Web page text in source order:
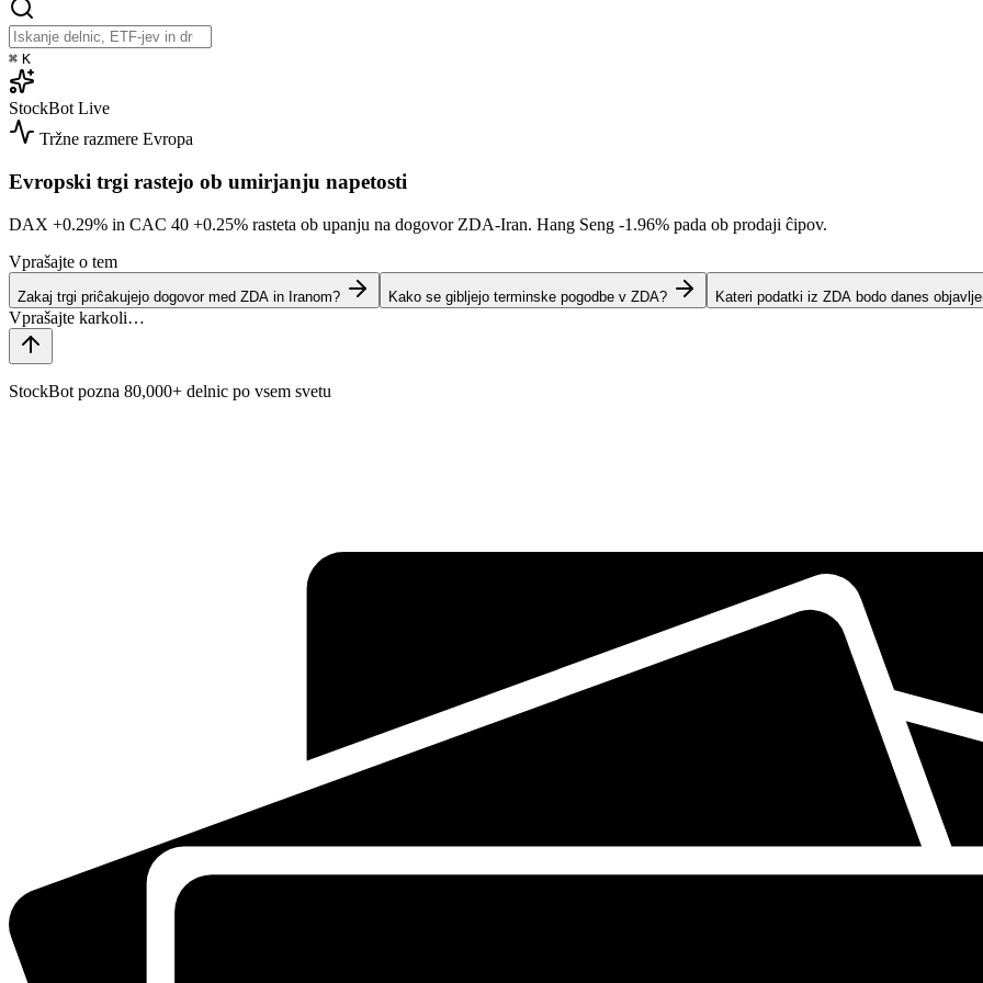
⌘ K
StockBot Live
Tržne razmere Evropa
Evropski trgi rastejo ob umirjanju napetosti
DAX +0.29% in CAC 40 +0.25% rasteta ob upanju na dogovor ZDA-Iran. Hang Seng -1.96% pada ob prodaji ĉipov.
Vprašajte o tem
Zakaj trgi priĉakujejo dogovor med ZDA in Iranom? Kako se gibljejo terminske pogodbe v ZDA? Kateri podatki iz ZDA bodo danes
StockBot pozna 80,000+ delnic po vsem svetu